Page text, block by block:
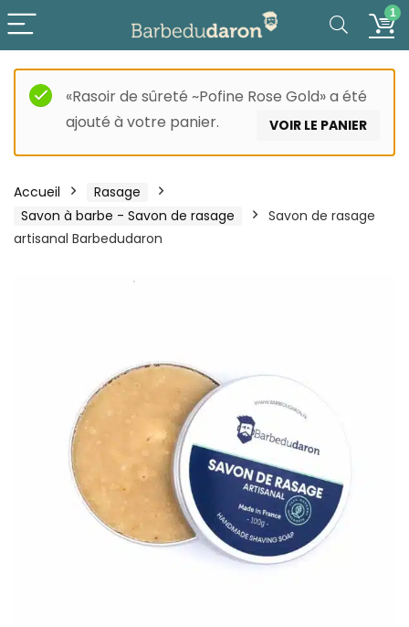
1
«Rasoir de sûreté ~Pofine Rose Gold» a été
ajouté à votre panier.
VOIR LE PANIER
Accueil
Rasage
Savon à barbe - Savon de rasage
Savon de rasage
artisanal Barbedudaron